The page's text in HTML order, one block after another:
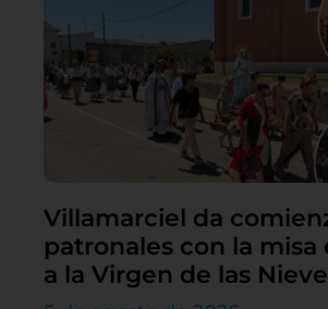
Villamarciel da
patronales con la misa
a la Virgen de las